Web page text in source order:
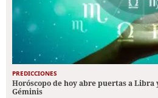
PREDICCIONES
Horóscopo de hoy abre puertas a Libra
Géminis